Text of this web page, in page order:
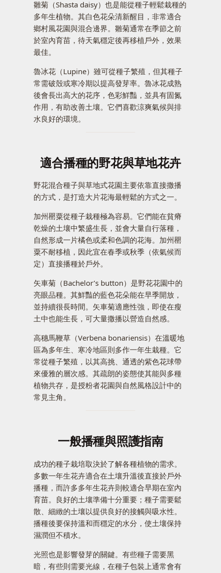
雛菊（Shasta daisy）也是能從種子輕鬆栽種的
多年生植物。其白色花朵清新醒目，非常適合
鄉村風花園與混合邊界。雛菊通常在季節之前
於室內育苗，待天氣穩定後再移植戶外，效果
最佳。
魯冰花（Lupine）雖可從種子繁殖，但其種子
常需破殼或寒冷期以提高發芽率。魯冰花成熟
後會長出高大的花序，色彩鮮豔，並具有固氮
作用，有助改善土壤。它們喜歡涼爽氣候與排
水良好的環境。
適合播種的野花與草地花卉
野花混合種子與草地式花園主要依靠直接撒播
的方式，是打造大片花海最輕鬆的方式之一。
加州罌粟從種子栽種極為容易。它們能在貧瘠
乾燥的土壤中繁盛生長，並會大量自行落種，
自然形成一片橘色或柔和色調的花海。加州罌
粟不耐移植，因此宜在春季或秋季（依氣候而
定）直接播種於戶外。
矢車菊（Bachelor’s button）是野花花園中的
亮眼品種。其鮮豔的藍色花朵能在早季開放，
並持續很長時間。矢車菊適應性強，即使在瘦
土中也能生長，可大量撒播以營造自然感。
高穗馬鞭草（Verbena bonariensis）在溫暖地
區為多年生、寒冷地區則多作一年生栽種。它
常從種子繁殖，以其高挑、通透的紫色花球帶
來優雅的層次感。其疏朗的姿態使其能與多種
植物共存，是授粉者花園與自然風格設計中的
常見主角。
一般播種與照護指南
成功的種子栽培取決於了解各種植物的需求。
多數一年生花卉適合在土壤升溫後直接於戶外
播種，而許多多年生花卉則較適合早期在室內
育苗。良好的土壤準備十分重要；種子需要鬆
散、細緻的土壤以提供良好的接觸與吸水性。
播種後要保持溫和而穩定的水分，使土壤保持
濕潤但不積水。
光照也是影響發芽的關鍵。有些種子需要黑
暗，有些則需要光線，在種子包裝上通常會有